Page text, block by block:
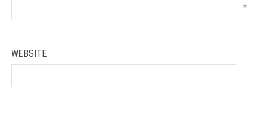
*
WEBSITE